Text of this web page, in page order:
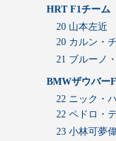
HRT F1チーム
20 山本左近
20 カルン・
21 ブルーノ
BMWザウバー
22 ニック・
22 ペドロ・
23 小林可夢